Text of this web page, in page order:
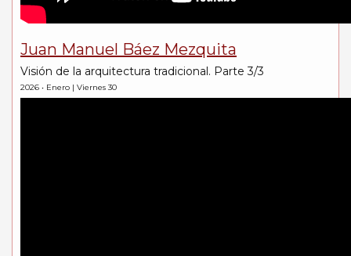
Juan Manuel Báez Mezquita
Visión de la arquitectura tradicional. Parte 3/3
2026 • Enero | Viernes 30